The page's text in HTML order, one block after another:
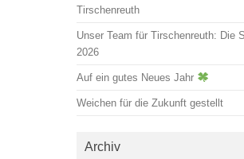
Tirschenreuth
Unser Team für Tirschenreuth: Die
2026
Auf ein gutes Neues Jahr
Weichen für die Zukunft gestellt
Archiv